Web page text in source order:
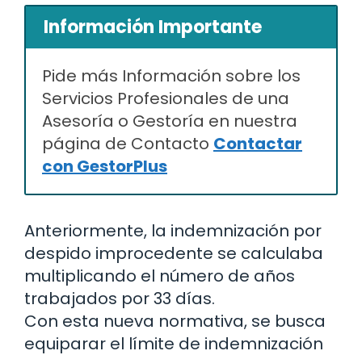
Información Importante
Pide más Información sobre los
Servicios Profesionales de una
Asesoría o Gestoría en nuestra
página de Contacto Contactar
con GestorPlus
Anteriormente, la indemnización por
despido improcedente se calculaba
multiplicando el número de años
trabajados por 33 días.
Con esta nueva normativa, se busca
equiparar el límite de indemnización